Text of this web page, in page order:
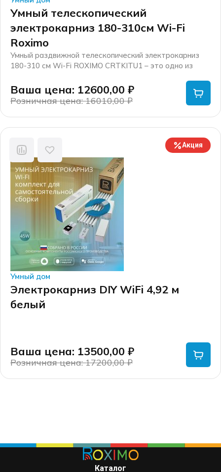
Умный телескопический
электрокарниз 180-310см Wi-Fi
Roximo
Умный раздвижной телескопический электрокарниз
180-310 см Wi-Fi ROXIMO CRTKITU1 – это одно из
Розничная цена: 16010,00₽
16010,00 ₽.
Ваша цена: 12600,00 ₽
Акция
Умный дом
Электрокарниз DIY WiFi 4,92 м
белый
Розничная цена: 17200,00₽
Ваша цена: 13500,00 ₽
Каталог